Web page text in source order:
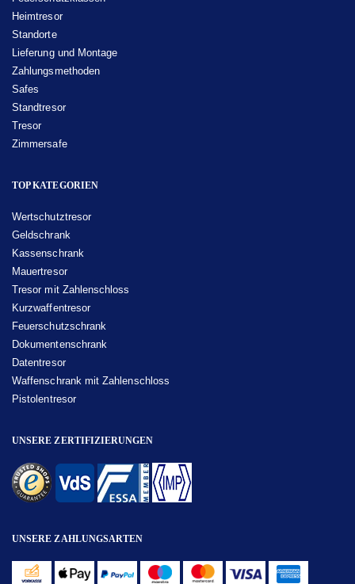
Heimtresor
Standorte
Lieferung und Montage
Zahlungsmethoden
Safes
Standtresor
Tresor
Zimmersafe
TOP KATEGORIEN
Wertschutztresor
Geldschrank
Kassenschrank
Mauertresor
Tresor mit Zahlenschloss
Kurzwaffentresor
Feuerschutzschrank
Dokumentenschrank
Datentresor
Waffenschrank mit Zahlenschloss
Pistolentresor
UNSERE ZERTIFIZIERUNGEN
UNSERE ZAHLUNGSARTEN